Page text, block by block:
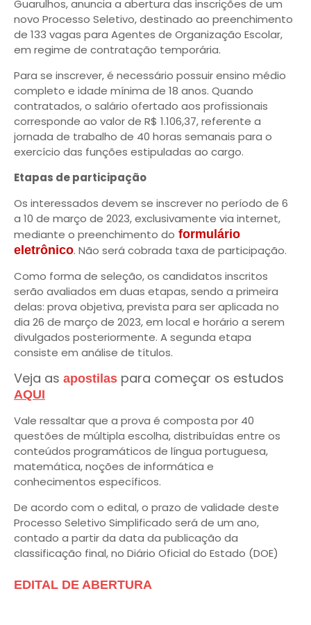
Guarulhos, anuncia a abertura das inscrições de um
novo Processo Seletivo, destinado ao preenchimento
de 133 vagas para Agentes de Organização Escolar,
em regime de contratação temporária.
Para se inscrever, é necessário possuir ensino médio
completo e idade mínima de 18 anos. Quando
contratados, o salário ofertado aos profissionais
corresponde ao valor de R$ 1.106,37, referente a
jornada de trabalho de 40 horas semanais para o
exercício das funções estipuladas ao cargo.
Etapas de participação
Os interessados devem se inscrever no período de 6
a 10 de março de 2023, exclusivamente via internet,
mediante o preenchimento do formulário
eletrônico. Não será cobrada taxa de participação.
Como forma de seleção, os candidatos inscritos
serão avaliados em duas etapas, sendo a primeira
delas: prova objetiva, prevista para ser aplicada no
dia 26 de março de 2023, em local e horário a serem
divulgados posteriormente. A segunda etapa
consiste em análise de títulos.
Veja as apostilas para começar os estudos
AQUI
Vale ressaltar que a prova é composta por 40
questões de múltipla escolha, distribuídas entre os
conteúdos programáticos de língua portuguesa,
matemática, noções de informática e
conhecimentos específicos.
De acordo com o edital, o prazo de validade deste
Processo Seletivo Simplificado será de um ano,
contado a partir da data da publicação da
classificação final, no Diário Oficial do Estado (DOE)
EDITAL DE ABERTURA